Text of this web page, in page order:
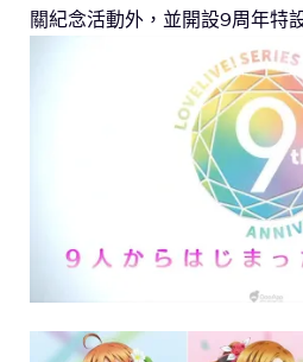
關紀念活動外，並開設9周年特